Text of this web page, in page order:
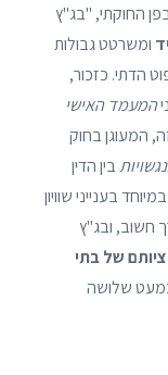
החוקתי, "בג"ץ
ומשרטט גבולות
הדתי. כזכור,
המעמד האישי
זה, המעוגן בחוק
בין הדין
בענייני שוויון
הייתה ציון דרך חשוב, ובג"ץ
של בתי
שלושה